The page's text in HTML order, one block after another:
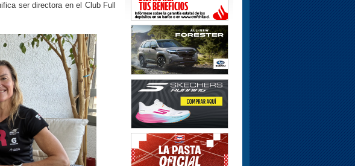
ser directora en el Club Full